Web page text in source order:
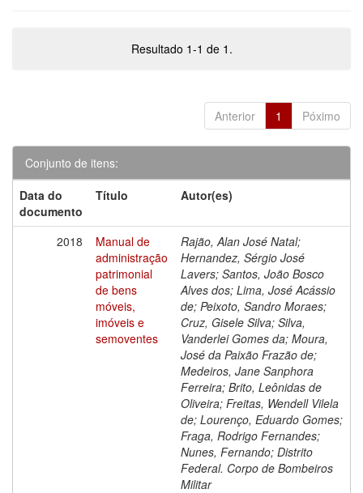
Resultado 1-1 de 1.
Anterior 1 Póximo
Conjunto de itens:
Data do
documento
Título Autor(es)
2018
Manual de
administração
patrimonial
de bens
móveis,
imóveis e
semoventes
Rajão, Alan José Natal;
Hernandez, Sérgio José
Lavers; Santos, João Bosco
Alves dos; Lima, José Acássio
de; Peixoto, Sandro Moraes;
Cruz, Gisele Silva; Silva,
Vanderlei Gomes da; Moura,
José da Paixão Frazão de;
Medeiros, Jane Sanphora
Ferreira; Brito, Leônidas de
Oliveira; Freitas, Wendell Vilela
de; Lourenço, Eduardo Gomes;
Fraga, Rodrigo Fernandes;
Nunes, Fernando; Distrito
Federal. Corpo de Bombeiros
Militar